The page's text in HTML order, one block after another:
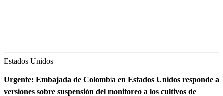
Estados Unidos
Urgente: Embajada de Colombia en Estados Unidos responde a
versiones sobre suspensión del monitoreo a los cultivos de